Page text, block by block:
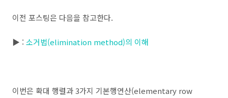
이전 포스팅은 다음을 참고한다.
▶ : 소거법(elimination method)의 이해
이번은 확대 행렬과 3가지 기본행연산(elementary row